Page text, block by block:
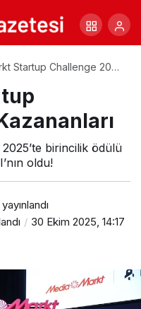
Startup Challenge 2025
birincilik ödülü
oldu!
30 Ekim 2025, 14:17
Kompleks Sistemler